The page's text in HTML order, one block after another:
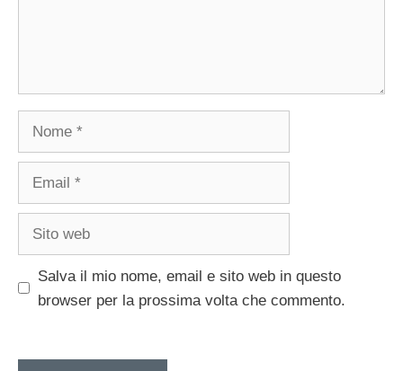
Nome
Email
Sito
Salva il mio nome, email e sito web in questo
browser per la prossima volta che commento.